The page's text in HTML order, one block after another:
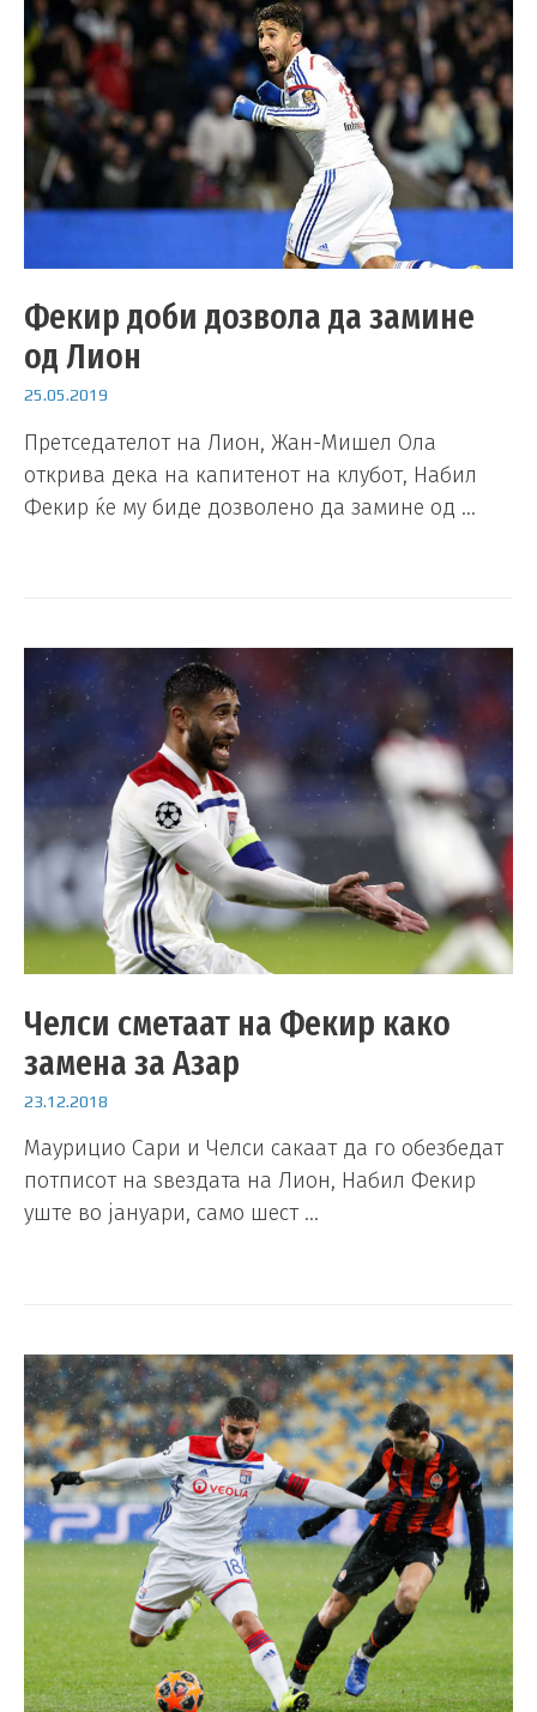
Фекир доби дозвола да замине
од Лион
25.05.2019
Претседателот на Лион, Жан-Мишел Ола
открива дека на капитенот на клубот, Набил
Фекир ќе му биде дозволено да замине од …
Челси сметаат на Фекир како
замена за Азар
23.12.2018
Маурицио Сари и Челси сакаат да го обезбедат
потписот на ѕвездата на Лион, Набил Фекир
уште во јануари, само шест …